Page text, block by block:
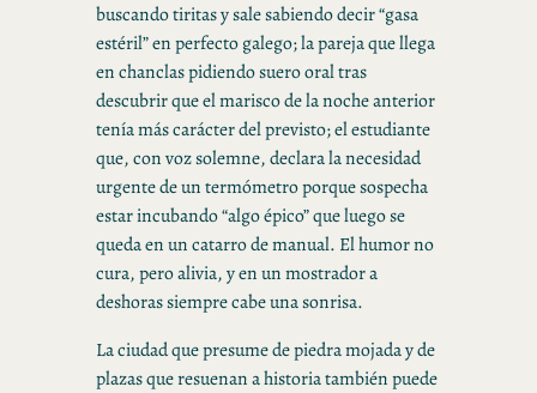
buscando tiritas y sale sabiendo decir “gasa
estéril” en perfecto galego; la pareja que llega
en chanclas pidiendo suero oral tras
descubrir que el marisco de la noche anterior
tenía más carácter del previsto; el estudiante
que, con voz solemne, declara la necesidad
urgente de un termómetro porque sospecha
estar incubando “algo épico” que luego se
queda en un catarro de manual. El humor no
cura, pero alivia, y en un mostrador a
deshoras siempre cabe una sonrisa.
La ciudad que presume de piedra mojada y de
plazas que resuenan a historia también puede